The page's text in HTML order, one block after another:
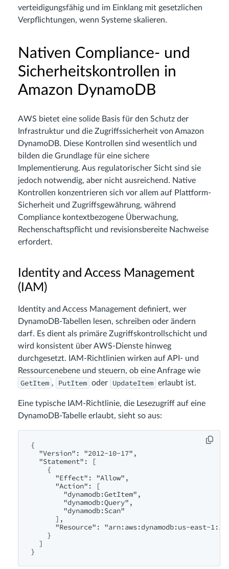
verteidigungsfähig und im Einklang mit gesetzlichen
Verpflichtungen, wenn Systeme skalieren.
Nativen Compliance- und
Sicherheitskontrollen in
Amazon DynamoDB
AWS bietet eine solide Basis für den Schutz der
Infrastruktur und die Zugriffssicherheit von Amazon
DynamoDB. Diese Kontrollen sind wesentlich und
bilden die Grundlage für eine sichere
Implementierung. Aus regulatorischer Sicht sind sie
jedoch notwendig, aber nicht ausreichend. Native
Kontrollen konzentrieren sich vor allem auf Plattform-
Sicherheit und Zugriffsgewährung, während
Compliance kontextbezogene Überwachung,
Rechenschaftspflicht und revisionsbereite Nachweise
erfordert.
Identity and Access Management
(IAM)
Identity and Access Management definiert, wer
DynamoDB-Tabellen lesen, schreiben oder ändern
darf. Es dient als primäre Zugriffskontrollschicht und
wird konsistent über AWS-Dienste hinweg
durchgesetzt. IAM-Richtlinien wirken auf API- und
Ressourcenebene und steuern, ob eine Anfrage wie
GetItem , PutItem oder UpdateItem erlaubt ist.
Eine typische IAM-Richtlinie, die Lesezugriff auf eine
DynamoDB-Tabelle erlaubt, sieht so aus:
{
  "Version": "2012-10-17",
  "Statement": [
    {
      "Effect": "Allow",
      "Action": [
        "dynamodb:GetItem",
        "dynamodb:Query",
        "dynamodb:Scan"
      ],
"Resource": "arn:aws:dynamodb:us-east-
    }
  ]